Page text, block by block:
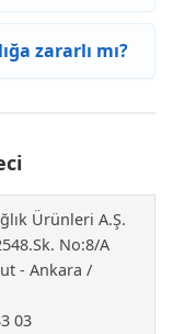
zararlı mı?
Ürünleri A.Ş.
No:8/A
- Ankara /
03